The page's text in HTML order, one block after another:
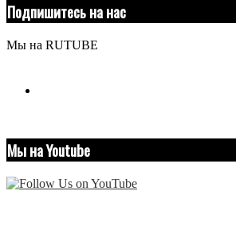
Подпишитесь на нас
Мы на RUTUBE
Мы на Youtube